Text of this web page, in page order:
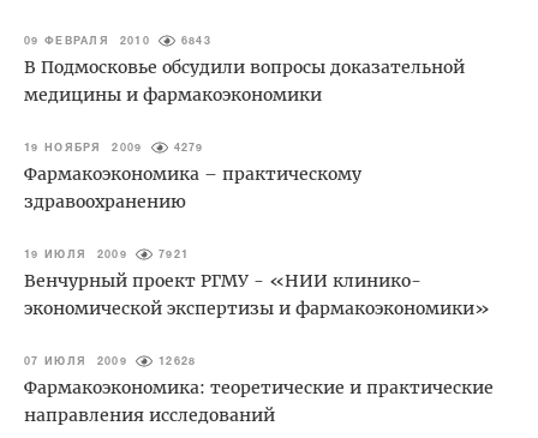
09 ФЕВРАЛЯ 2010 6843
В Подмосковье обсудили вопросы доказательной
медицины и фармакоэкономики
19 НОЯБРЯ 2009 4279
Фармакоэкономика – практическому
здравоохранению
19 ИЮЛЯ 2009 7921
Венчурный проект РГМУ - «НИИ клинико-
экономической экспертизы и фармакоэкономики»
07 ИЮЛЯ 2009 12628
Фармакоэкономика: теоретические и практические
направления исследований